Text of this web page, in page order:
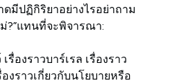
มีปฏิกิริยาอย่างไรอย่าถาม
?”แทนที่จะพิจารณา:
รื่องราวบาร์เรล เรื่องราว
งราวเกี่ยวกับนโยบายหรือ